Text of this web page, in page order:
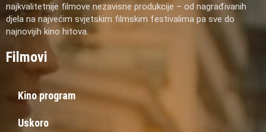
najkvalitetnije filmove nezavisne produkcije – od nagrađivanih
djela na najvećim svjetskim filmskim festivalima pa sve do
najnovijih kino hitova.
Filmovi
Kino program
Uskoro